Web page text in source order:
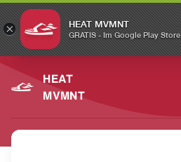
× HEAT MVMNT
GRATIS - Im Google Play Store
HEAT
MVMNT
Switch to the English version?